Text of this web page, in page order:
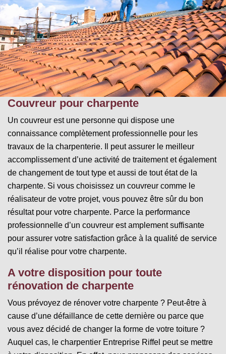
Couvreur pour charpente
Un couvreur est une personne qui dispose une
connaissance complètement professionnelle pour les
travaux de la charpenterie. Il peut assurer le meilleur
accomplissement d’une activité de traitement et également
de changement de tout type et aussi de tout état de la
charpente. Si vous choisissez un couvreur comme le
réalisateur de votre projet, vous pouvez être sûr du bon
résultat pour votre charpente. Parce la performance
professionnelle d’un couvreur est amplement suffisante
pour assurer votre satisfaction grâce à la qualité de service
qu’il réalise pour votre charpente.
A votre disposition pour toute
rénovation de charpente
Vous prévoyez de rénover votre charpente ? Peut-être à
cause d’une défaillance de cette dernière ou parce que
vous avez décidé de changer la forme de votre toiture ?
Auquel cas, le charpentier Entreprise Riffel peut se mettre